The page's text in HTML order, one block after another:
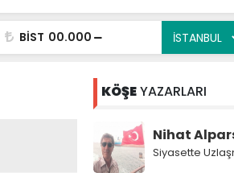
BİST 00.000
KÖŞEYAZARLARI
Nihat
Siyasette